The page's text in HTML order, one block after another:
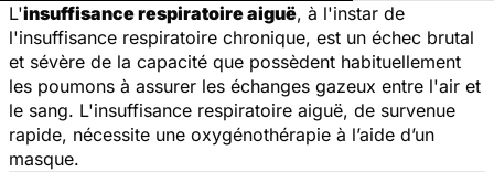
L'insuffisance respiratoire aiguë, à l'instar de
l'insuffisance respiratoire chronique, est un échec brutal
et sévère de la capacité que possèdent habituellement
les poumons à assurer les échanges gazeux entre l'air et
le sang. L'insuffisance respiratoire aiguë, de survenue
rapide, nécessite une oxygénothérapie à l’aide d’un
masque.